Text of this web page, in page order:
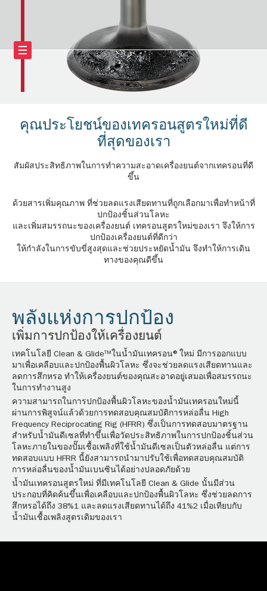
คุณประโยชน์ของเทครอนสูตรใหม่ที่ดี
ที่สุดของเรา
สัมผัสประสิทธิภาพในการทำความสะอาดเครื่องยนต์จากเทครอนที่ดี
ขึ้น
ด้วยสารเพิ่มคุณภาพ ที่ช่วยลดแรงเสียดทานที่ถูกเลือกมาเพื่อทำหน้าที่
ปกป้องชิ้นส่วนโลหะ
และเพิ่มสมรรถนะของเครื่องยนต์ เทครอนสูตรใหม่ของเรา จึงให้การ
ปกป้องเครื่องยนต์ที่ดีกว่า
ให้กำลังในการขับขี่สูงสุดและช่วยประหยัดน้ำมัน จึงทำให้การเดิน
ทางของคุณดีขึ้น
พลังแห่งการปกป้อง
เพิ่มการปกป้องให้เครื่องยนต์
เทคโนโลยี Clean & Glide™ในน้ำมันเทครอน®ใหม่ มีการออกแบบ
มาเพื่อเคลือบและปกป้องพื้นผิวโลหะ ซึ่งจะช่วยลดแรงเสียดทานและ
ลดการสึกหรอ ทำให้เครื่องยนต์ของคุณสะอาดอยู่เสมอเพื่อสมรรถนะ
ในการทำงานสูง
ความสามารถในการปกป้องพื้นผิวโลหะของน้ำมันเทครอนใหม่นี้
ผ่านการพิสูจน์แล้วด้วยการทดสอบคุณสมบัติการหล่อลื่น High
Frequency Reciprocating Rig (HFRR) ซึ่งเป็นการทดสอบมาตรฐาน
สำหรับน้ำมันดีเซลที่ทำขึ้นเพื่อวัดประสิทธิภาพในการปกป้องชิ้นส่วน
โลหะภายในของปั๊มเชื้อเพลิงที่ใช้น้ำมันดีเซลเป็นตัวหล่อลื่น แต่การ
ทดสอบแบบ HFRR นี้ยังสามารถนำมาปรับใช้เพื่อทดสอบคุณสมบัติ
การหล่อลื่นของน้ำมันเบนซินได้อย่างปลอดภัยด้วย
น้ำมันเทครอนสูตรใหม่ ที่มีเทคโนโลยี Clean & Glide นั้นมีส่วน
ประกอบที่คิดค้นขึ้นเพื่อเคลือบและปกป้องพื้นผิวโลหะ ซึ่งช่วยลดการ
สึกหรอได้ถึง 38%1 และลดแรงเสียดทานได้ถึง 41%2 เมื่อเทียบกับ
น้ำมันเชื้อเพลิงสูตรเดิมของเรา